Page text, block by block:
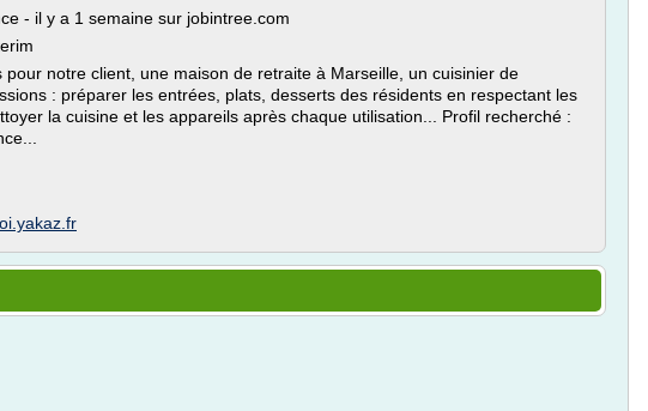
- il y a 1 semaine sur jobintree.com
pour notre client, une maison de retraite à Marseille, un cuisinier de
: préparer les entrées, plats, desserts des résidents en respectant les
la cuisine et les appareils après chaque utilisation... Profil recherché :